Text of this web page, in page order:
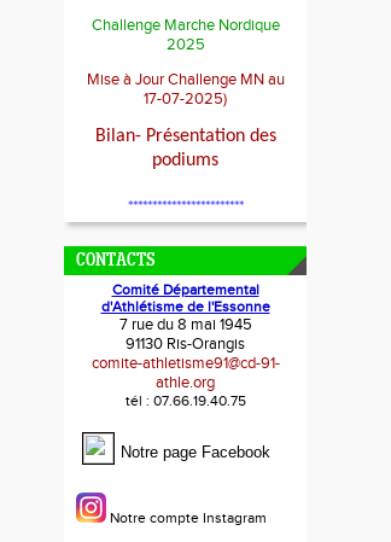
Challenge Marche Nordique
2025
Mise à Jour Challenge MN au
17-07-2025)
Bilan- Présentation des
podiums
************************
CONTACTS
Comité Départemental
d'Athlétisme de l'Essonne
7 rue du 8 mai 1945
91130 Ris-Orangis
comite-athletisme91@cd-91-
athle.org
tél : 07.66.19.40.75
Notre page Facebook
Notre compte Instagram